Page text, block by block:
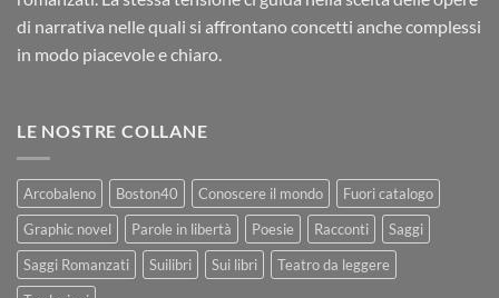
di narrativa nelle quali si affrontano concetti anche complessi
in modo piacevole e chiaro.
LE NOSTRE COLLANE
Arcobaleno Boston40 Conoscere il mondo
Fuori catalogo
Graphic novel
Parole in libertà Poesie Racconti
Saggi
Saggi Romanzati
Suilibri Sui libri
Teatro da leggere